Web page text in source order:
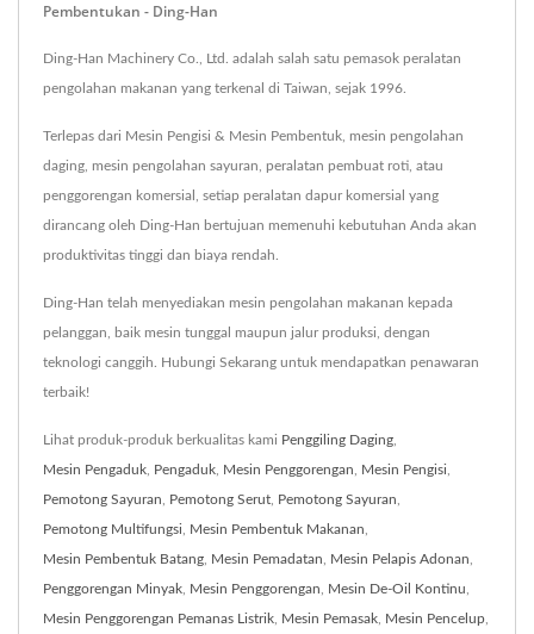
Pembentukan - Ding-Han
Ding-Han Machinery Co., Ltd. adalah salah satu pemasok peralatan
pengolahan makanan yang terkenal di Taiwan, sejak 1996.
Terlepas dari Mesin Pengisi & Mesin Pembentuk, mesin pengolahan
daging, mesin pengolahan sayuran, peralatan pembuat roti, atau
penggorengan komersial, setiap peralatan dapur komersial yang
dirancang oleh Ding-Han bertujuan memenuhi kebutuhan Anda akan
produktivitas tinggi dan biaya rendah.
Ding-Han telah menyediakan mesin pengolahan makanan kepada
pelanggan, baik mesin tunggal maupun jalur produksi, dengan
teknologi canggih. Hubungi Sekarang untuk mendapatkan penawaran
terbaik!
Lihat produk-produk berkualitas kami Penggiling Daging
Mesin Pengaduk Pengaduk Mesin Penggorengan Mesin Pengisi
Pemotong Sayuran Pemotong Serut Pemotong Sayuran
Pemotong Multifungsi Mesin Pembentuk Makanan
Mesin Pembentuk Batang Mesin Pemadatan Mesin Pelapis Adonan
Penggorengan Minyak Mesin Penggorengan Mesin De-Oil Kontinu
Mesin Penggorengan Pemanas Listrik Mesin Pemasak Mesin Pencelup